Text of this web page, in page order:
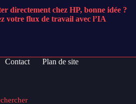
directement chez HP, bonne idée ?
votre flux de travail avec l’IA
Contact
Plan de site